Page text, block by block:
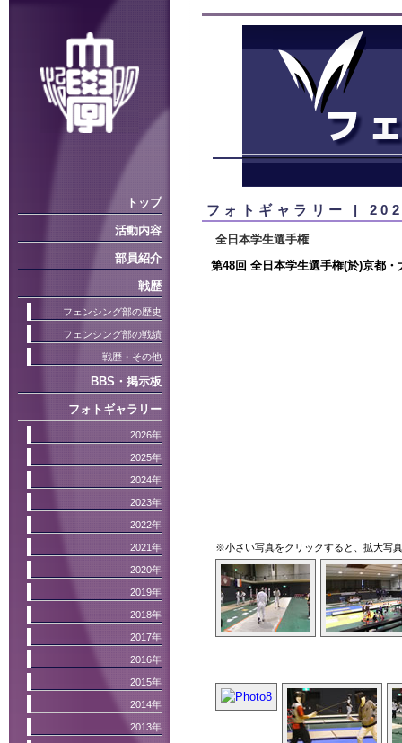
トップ
活動内容
部員紹介
戦歴
フェンシング部の歴史
フェンシング部の戦績
戦歴・その他
BBS・掲示板
フォトギャラリー
2026年
2025年
2024年
2023年
2022年
2021年
2020年
2019年
2018年
2017年
2016年
2015年
2014年
2013年
フォトギャラリー |
全日本学生選手権
第48回 全日本学生選手権(於)京都・
※小さい写真をクリックすると、拡大写